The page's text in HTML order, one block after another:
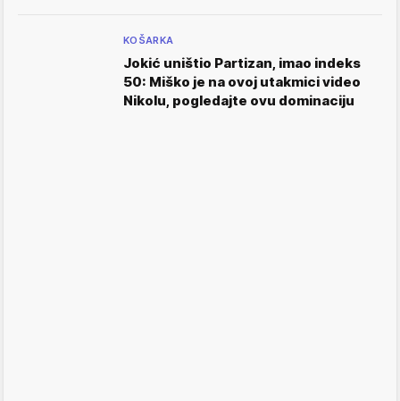
KOŠARKA
Jokić uništio Partizan, imao indeks
50: Miško je na ovoj utakmici video
Nikolu, pogledajte ovu dominaciju